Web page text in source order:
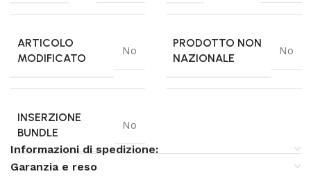
ARTICOLO
MODIFICATO
No
PRODOTTO NON
NAZIONALE
No
INSERZIONE
BUNDLE
No
Informazioni di spedizione:
Garanzia e reso